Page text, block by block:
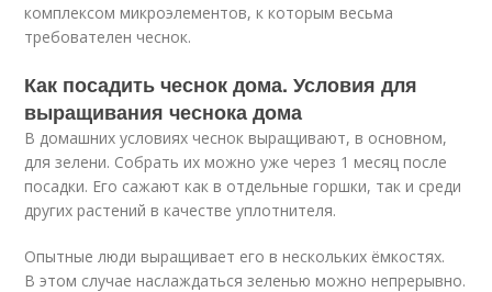
комплексом микроэлементов, к которым весьма
требователен чеснок.
Как посадить чеснок дома. Условия для
выращивания чеснока дома
В домашних условиях чеснок выращивают, в основном,
для зелени. Собрать их можно уже через 1 месяц после
посадки. Его сажают как в отдельные горшки, так и среди
других растений в качестве уплотнителя.
Опытные люди выращивает его в нескольких ёмкостях.
В этом случае наслаждаться зеленью можно непрерывно.